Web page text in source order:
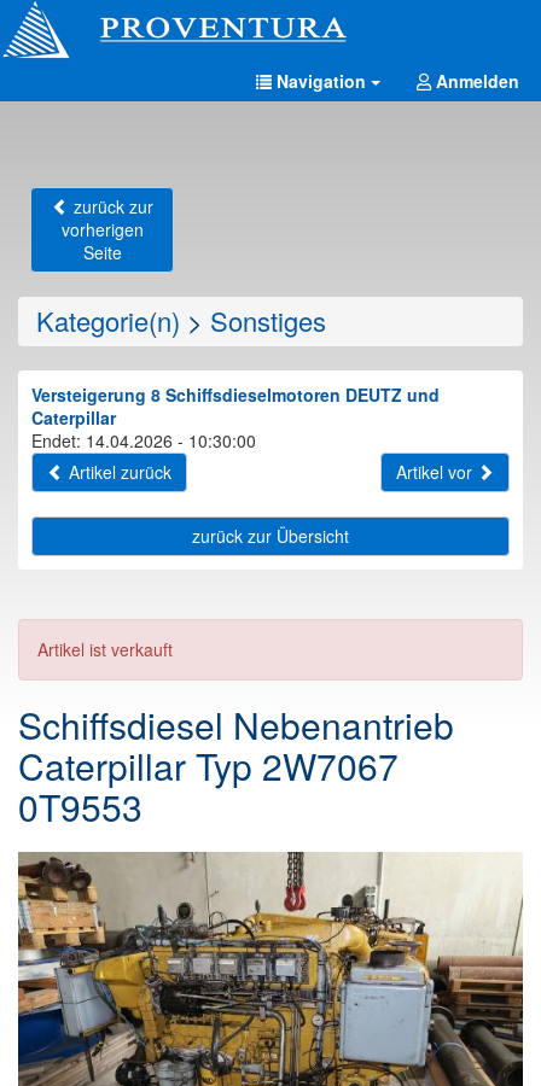
Navigation Anmelden
zurück zur
vorherigen
Seite
Kategorie(n) > Sonstiges
Versteigerung 8 Schiffsdieselmotoren DEUTZ und
Caterpillar
Endet: 14.04.2026 - 10:30:00
Artikel zurück
Artikel vor
zurück zur Übersicht
Artikel ist verkauft
Schiffsdiesel Nebenantrieb
Caterpillar Typ 2W7067
0T9553